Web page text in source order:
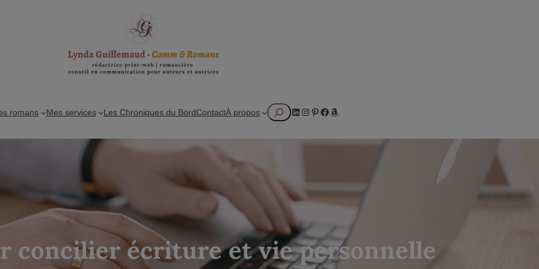
romans Mes services Les Chroniques du BordContactÀ propos RechercherLinkedIn
Instagram
Pinterest
Facebook
Amazon
concilier écriture et vie personnelle